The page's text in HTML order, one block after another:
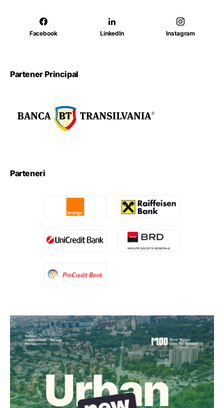
Facebook LinkedIn Instagram
Partener Principal
Parteneri